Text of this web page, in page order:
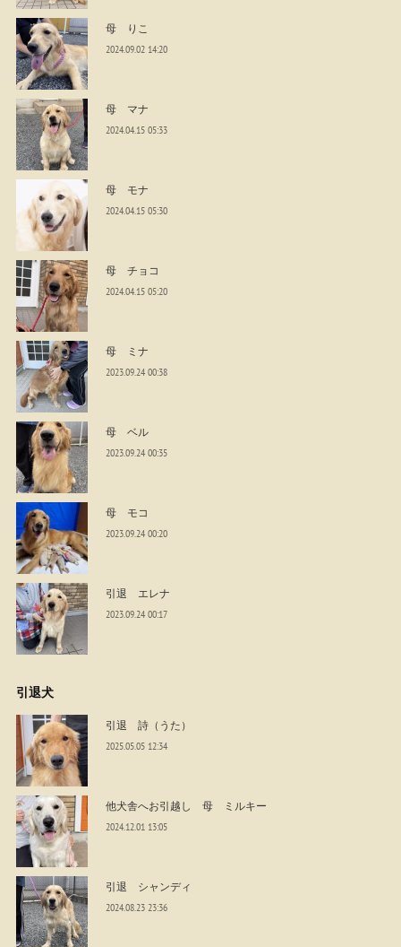
母 りこ
2024.09.02 14:20
母 マナ
2024.04.15 05:33
母 モナ
2024.04.15 05:30
母 チョコ
2024.04.15 05:20
母 ミナ
2023.09.24 00:38
母 ベル
2023.09.24 00:35
母 モコ
2023.09.24 00:20
引退 エレナ
2023.09.24 00:17
引退犬
引退 詩（うた）
2025.05.05 12:34
他犬舎へお引越し 母 ミルキー
2024.12.01 13:05
引退 シャンディ
2024.08.23 23:36